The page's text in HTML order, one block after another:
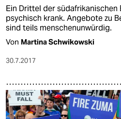
Ein Drittel der
psychisch krank. Angebote zu
sind teils menschenunwürdig.
Von Martina Schwikowski
30.7.2017